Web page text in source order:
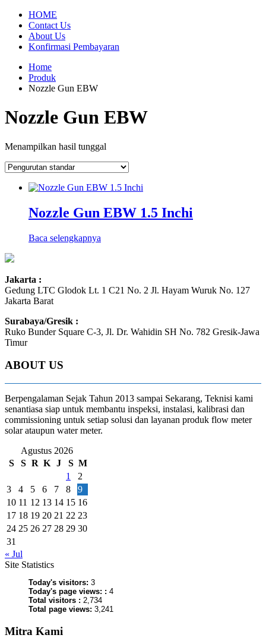
HOME
Contact Us
About Us
Konfirmasi Pembayaran
Home
Produk
Nozzle Gun EBW
Nozzle Gun EBW
Menampilkan hasil tunggal
Nozzle Gun EBW 1.5 Inchi
Baca selengkapnya
Jakarta :
Gedung LTC Glodok Lt. 1 C21 No. 2 Jl. Hayam Wuruk No. 127
Jakarta Barat
Surabaya/Gresik :
Ruko Bunder Square C-3, Jl. Dr. Wahidin SH No. 782 Gresik-Jawa
Timur
ABOUT US
Berpengalaman Sejak Tahun 2013 sampai Sekarang, Teknisi kami
senantiasa siap untuk membantu inspeksi, instalasi, kalibrasi dan
commissioning untuk setiap solusi dan layanan produk flow meter
solar ataupun water meter.
Agustus 2026
S
S R K J S M
1
2
3
4 5 6 7 8
9
10 11 12 13 14 15 16
17 18 19 20 21 22 23
24 25 26 27 28 29 30
31
« Jul
Site Statistics
Today's visitors: 3
Today's page views: : 4
Total visitors : 2,734
Total page views: 3,241
Mitra Kami